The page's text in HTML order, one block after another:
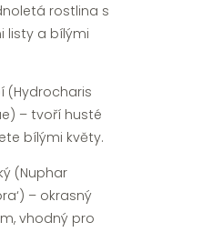
rostlina s
listy a bílými
(Hydrocharis
– tvoří husté
bílými květy.
(Nuphar
– okrasný
vhodný pro